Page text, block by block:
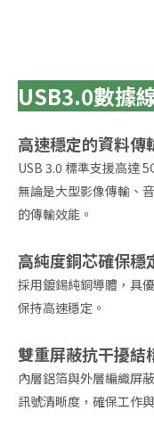
USB3.0數據
高速穩定的資料傳
USB 3.0 標準支援高達
無論是大型影像傳輸、
的傳輸效能。
高純度銅芯確保穩
採用鍍錫純銅導體，具
保持高速穩定。
雙重屏蔽抗干擾結
內層鋁箔與外層編織屏
訊號清晰度，確保工作